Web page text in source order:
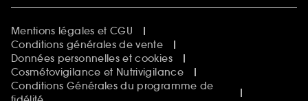
Mentions légales et CGU
Conditions générales de vente
Données personnelles et cookies
Cosmétovigilance et Nutrivigilance
Conditions Générales du programme de